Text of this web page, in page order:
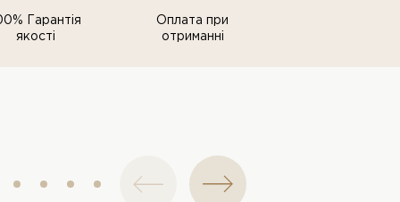
Гарантія
якості
Оплата при
отриманні